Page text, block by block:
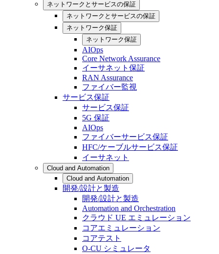
ネットワークとサービスの保証
ネットワークとサービスの保証
ネットワーク保証
ネットワーク保証
AIOps
Core Network Assurance
イーサネット保証
RAN Assurance
ファイバー監視
サービス保証
サービス保証
5G 保証
AIOps
ファイバーサービス保証
HFC/ケーブルサービス保証
イーサネット
Cloud and Automation
Cloud and Automation
開発/設計と製造
開発/設計と製造
Automation and Orchestration
クラウド UE エミュレーション
コアエミュレーション
コアテスト
O-CU シミュレータ